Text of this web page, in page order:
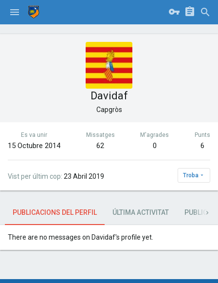
Davidaf
Capgròs
Es va unir
15 Octubre 2014
Missatges
62
M'agrades
0
Punts
6
Vist per últim cop 23 Abril 2019 Troba
PUBLICACIONS DEL PERFIL ÚLTIMA ACTIVITAT
There are no messages on Davidaf's profile yet.